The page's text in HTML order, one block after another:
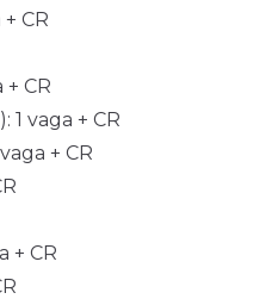
CR
+ CR
1 vaga + CR
+ CR
+ CR